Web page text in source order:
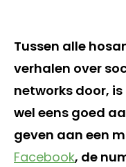
Tussen alle
verhalen over
networks door,
wel eens goed
geven aan een
Facebook, de